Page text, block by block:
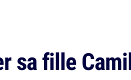
sa fille